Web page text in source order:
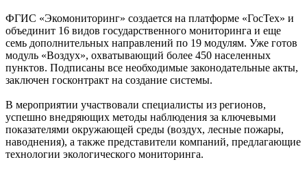
ФГИС «Экомониторинг» создается на платформе «ГосТех» и
объединит 16 видов государственного мониторинга и еще
семь дополнительных направлений по 19 модулям. Уже готов
модуль «Воздух», охватывающий более 450 населенных
пунктов. Подписаны все необходимые законодательные акты,
заключен госконтракт на создание системы.
В мероприятии участвовали специалисты из регионов,
успешно внедряющих методы наблюдения за ключевыми
показателями окружающей среды (воздух, лесные пожары,
наводнения), а также представители компаний, предлагающие
технологии экологического мониторинга.